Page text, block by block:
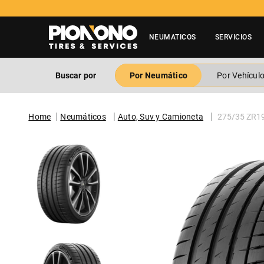
NEUMATICOS SERVICIOS
Buscar por Por Neumático Por Vehículo
Neumáticos Auto, Suv y Camioneta 275/35